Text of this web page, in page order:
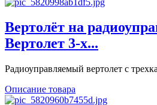
Вертолёт на
Вертолет 3-х...
Радиоуправляемый вертолет с
Описание товара